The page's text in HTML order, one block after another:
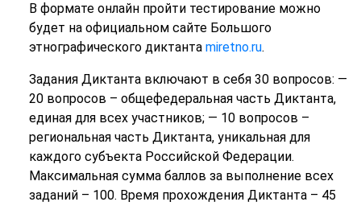
В формате онлайн пройти тестирование можно
будет на официальном сайте Большого
этнографического диктанта miretno.ru.
Задания Диктанта включают в себя 30 вопросов: —
20 вопросов – общефедеральная часть Диктанта,
единая для всех участников; — 10 вопросов –
региональная часть Диктанта, уникальная для
каждого субъекта Российской Федерации.
Максимальная сумма баллов за выполнение всех
заданий – 100. Время прохождения Диктанта – 45